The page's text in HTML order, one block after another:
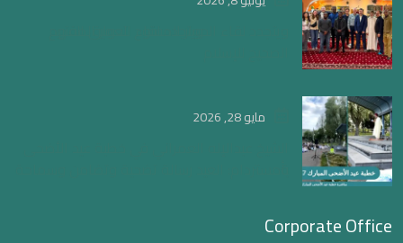
مايو 28, 2026
Corporate Office